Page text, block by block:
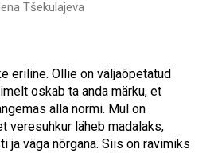
Tšekulajeva
eriline. Ollie on väljaõpetatud
oskab ta anda märku, et
alla normi. Mul on
veresuhkur läheb madalaks,
ja väga nõrgana. Siis on ravimiks